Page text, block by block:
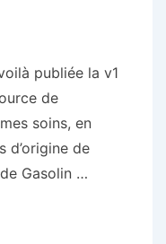
publiée la v1
de
soins, en
d’origine de
Gasolin …